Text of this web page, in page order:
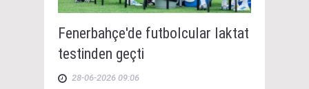
Fenerbahçe'de futbolcular laktat
testinden geçti
28-06-2026 09:06